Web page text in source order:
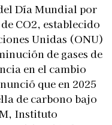
Día Mundial por
CO2, establecido
Unidas (ONU)
de gases de
en el cambio
que en 2025
de carbono bajo
Instituto